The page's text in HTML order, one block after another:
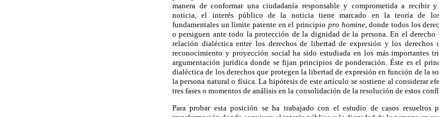
manera de conformar una ciudadanía responsable y comprometida a recibir
noticia, el interés público de la noticia tiene marcado en la teoría de los
fundamentales un límite patente en el principio pro homine, donde todos los
o persiguen ante todo la protección de la dignidad de la persona. En el derecho
relación dialéctica entre los derechos de libertad de expresión y los
reconocimiento y proyección social ha sido estudiada en los más importantes
argumentación jurídica donde se fijan principios de ponderación. Éste es el
dialéctica de los derechos que protegen la libertad de expresión en función de la
la persona natural o física. La hipótesis de este artículo se sostiene al considerar
tres fases o momentos de análisis en la consolidación de la resolución de estos
Para probar esta posición se ha trabajado con el estudio de casos